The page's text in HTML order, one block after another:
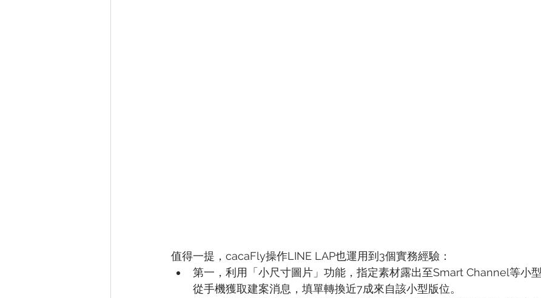
值得一提，cacaFly操作LINE LAP也運用到3個實務經驗：
第一，利用「小尺寸圖片」功能，指定素材露出至Smart Channel等小
從手機獲取建案消息，填單轉換近7成來自該小型版位。